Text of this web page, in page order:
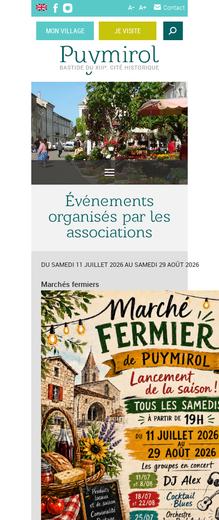
A- A+ Contact
MON VILLAGE JE VISITE
Événements
organisés par les
associations
DU SAMEDI 11 JUILLET 2026 AU SAMEDI 29 AOÛT 2026
Marchés fermiers